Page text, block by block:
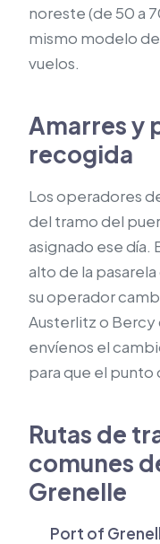
noreste (de 50 a
mismo modelo
vuelos.
Amarres y
recogida
Los operadores
del tramo del
asignado ese día.
alto de la
su operador
Austerlitz o
envíenos el
para que el
Rutas de
comunes
Grenelle
Port of